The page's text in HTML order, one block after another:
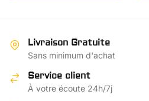
variations.
peuvent
être
Livraison Gratuite
Sans minimum d'achat
Service client
À votre écoute 24h/7j